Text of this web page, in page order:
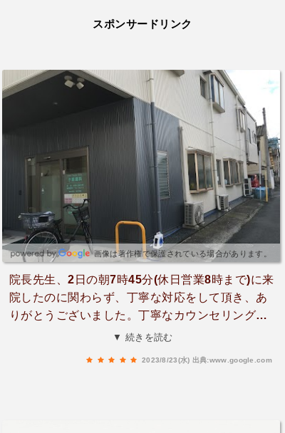
スポンサードリンク
画像は著作権で保護されている場合があります。
院長先生、2日の朝7時45分(休日営業8時まで)に来
院したのに関わらず、丁寧な対応をして頂き、あ
りがとうございました。丁寧なカウンセリングと
的確な治療をして頂きました。ラフな感じで話し
▼ 続きを読む
2023/8/23(水) 出典:www.google.com